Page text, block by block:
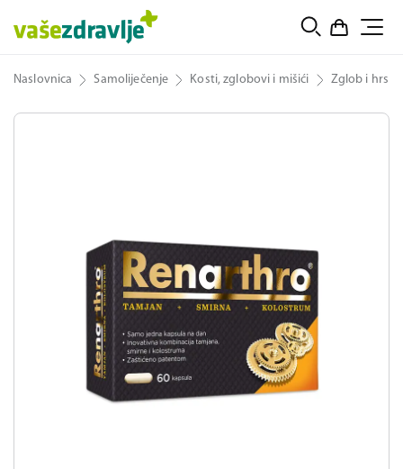
Naslovnica Samoliječenje Kosti, zglobovi i mišići Zglob i